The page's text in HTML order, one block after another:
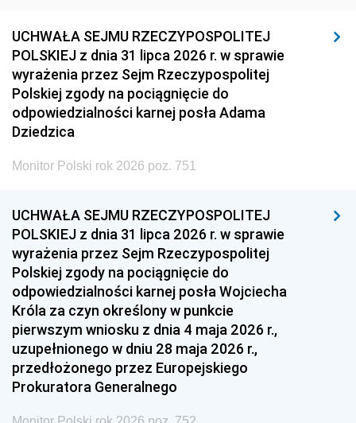
UCHWAŁA SEJMU RZECZYPOSPOLITEJ
POLSKIEJ z dnia 31 lipca 2026 r. w sprawie
wyrażenia przez Sejm Rzeczypospolitej
Polskiej zgody na pociągnięcie do
odpowiedzialności karnej posła Adama
Dziedzica
Monitor Polski rok 2026 poz. 751
UCHWAŁA SEJMU RZECZYPOSPOLITEJ
POLSKIEJ z dnia 31 lipca 2026 r. w sprawie
wyrażenia przez Sejm Rzeczypospolitej
Polskiej zgody na pociągnięcie do
odpowiedzialności karnej posła Wojciecha
Króla za czyn określony w punkcie
pierwszym wniosku z dnia 4 maja 2026 r.,
uzupełnionego w dniu 28 maja 2026 r.,
przedłożonego przez Europejskiego
Prokuratora Generalnego